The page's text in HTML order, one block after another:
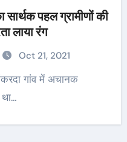
सार्थक पहल ग्रामीणों की
लाया रंग
Oct 21, 2021